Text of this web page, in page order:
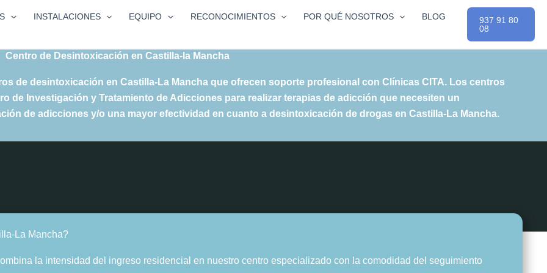
INSTALACIONES EQUIPO RECONOCIMIENTOS POR QUÉ NOSOTROS BLOG
937 91 80
08
Centro de Desintoxicación en Castilla-la Mancha
de desintoxicación en Castilla-La Mancha que ofrecen soporte profesional con Clínicas CITA. Los centros
de Investigación y Tratamiento de Adicciones para realizar terapias de adicción que necesiten un
de adicciones y/o una mayor efectividad en cuanto a desintoxicación de drogas en Castilla-La Mancha.
La Mancha?
la intensidad del ingreso residencial en nuestro centro especializado con la comodidad del seguimiento